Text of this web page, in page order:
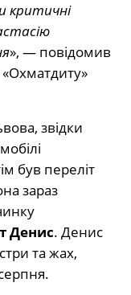
критичні
», — повідомив
«Охматдиту»
звідки
був переліт
зараз
Денис. Денис
та жах,